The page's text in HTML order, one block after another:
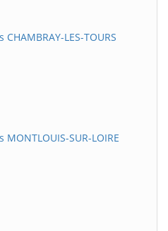
LES-TOURS
SUR-LOIRE